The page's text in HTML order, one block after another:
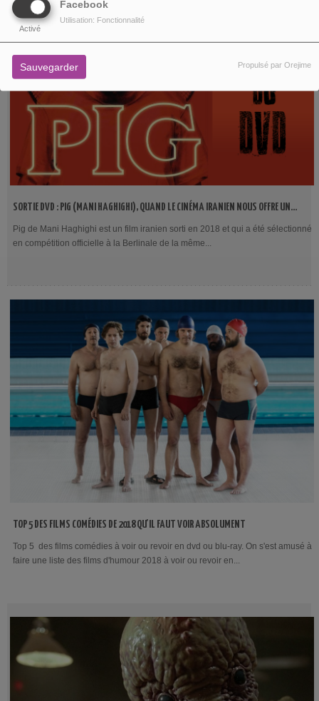
Facebook
Activé
Utilisation: Fonctionnalité
Sauvegarder Propulsé par Orejime
SORTIE DVD : PIG (MANI HAGHIGHI), QUAND LE CINÉMA IRANIEN NOUS OFFRE UNE
BELLE PERLE.
Pig de Mani Haghighi est un film iranien sorti en 2018 et qui a été sélectionné
en compétition officielle à la Berlinale de la même...
TOP 5 DES FILMS COMÉDIES DE 2018 QU'IL FAUT VOIR ABSOLUMENT
Top 5 des films comédies à voir ou revoir en dvd ou blu-ray. On s'est amusé à
faire une liste des films d'humour 2018 à voir ou revoir en...